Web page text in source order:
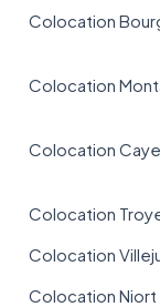
Colocation
Colocation
Colocation
Colocation
Colocation
Colocation Niort